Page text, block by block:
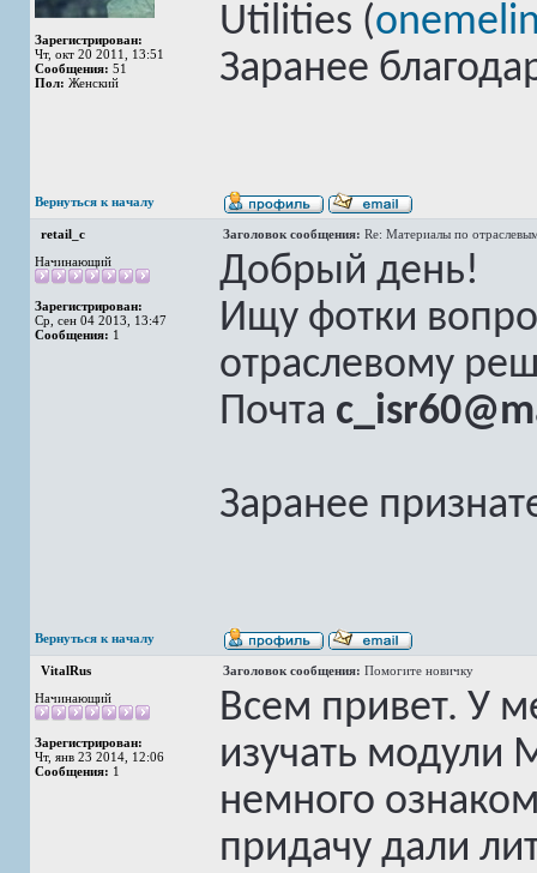
Зарегистрирован:
Чт, окт 20 2011, 13:51
Сообщения: 51
Пол: Женский
Utilities (
Заранее
Вернуться к началу
retail_c Заголовок сообщения: Re: Материалы по
Начинающий
Зарегистрирован:
Ср, сен 04 2013, 13:47
Сообщения: 1
Добрый день!
Ищу фотки
отраслевому
Почта
Заранее
Вернуться к началу
VitalRus Заголовок сообщения: Помогите новичку
Начинающий
Зарегистрирован:
Чт, янв 23 2014, 12:06
Сообщения: 1
Всем привет. У
изучать модули
немного
придачу дали